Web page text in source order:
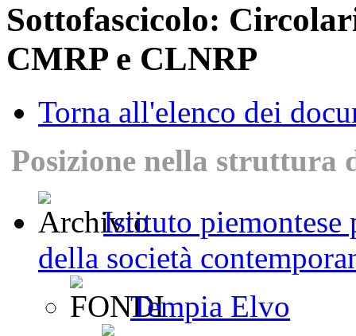
Sottofascicolo:
CMRP e CLNRP
Torna all'elenco dei
Posizione nella struttura
Istituto piemontese
della società
Tempia Elvo